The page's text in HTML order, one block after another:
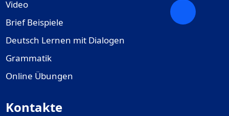
Video
Brief Beispiele
Deutsch Lernen mit Dialogen
Grammatik
Online Übungen
Kontakte